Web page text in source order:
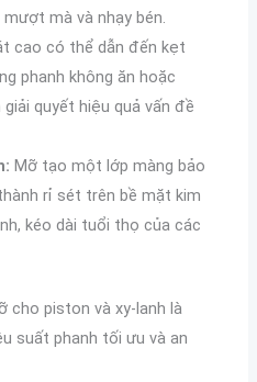
mà và nhạy bén.
cao có thể dẫn đến kẹt
phanh không ăn hoặc
giải quyết hiệu quả vấn đề
Mỡ tạo một lớp màng bảo
rỉ sét trên bề mặt kim
kéo dài tuổi thọ của các
cho piston và xy-lanh là
suất phanh tối ưu và an